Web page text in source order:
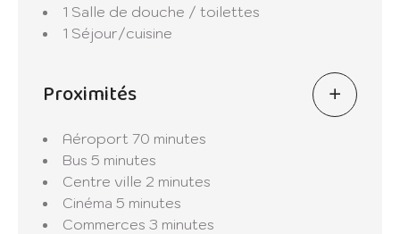
1 Salle de douche / toilettes
1 Séjour/cuisine
Proximités
Aéroport 70 minutes
Bus 5 minutes
Centre ville 2 minutes
Cinéma 5 minutes
Commerces 3 minutes